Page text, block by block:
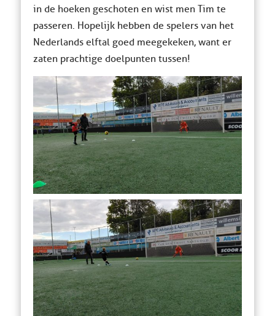
in de hoeken geschoten en wist men Tim te
passeren. Hopelijk hebben de spelers van het
Nederlands elftal goed meegekeken, want er
zaten prachtige doelpunten tussen!